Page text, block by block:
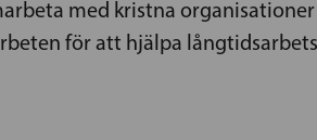
med kristna
för att hjälpa